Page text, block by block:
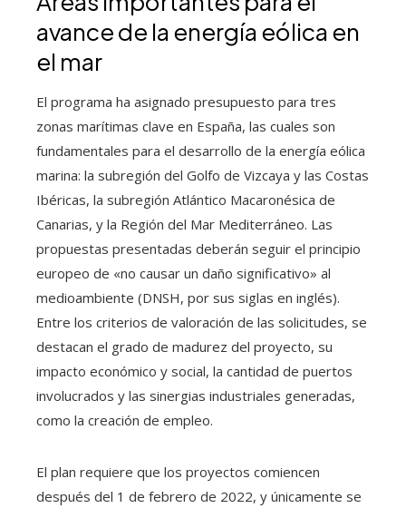
avance de la energía eólica en
el mar
El programa ha asignado presupuesto para tres
zonas marítimas clave en España, las cuales son
fundamentales para el desarrollo de la energía eólica
marina: la subregión del Golfo de Vizcaya y las Costas
Ibéricas, la subregión Atlántico Macaronésica de
Canarias, y la Región del Mar Mediterráneo. Las
propuestas presentadas deberán seguir el principio
europeo de «no causar un daño significativo» al
medioambiente (DNSH, por sus siglas en inglés).
Entre los criterios de valoración de las solicitudes, se
destacan el grado de madurez del proyecto, su
impacto económico y social, la cantidad de puertos
involucrados y las sinergias industriales generadas,
como la creación de empleo.
El plan requiere que los proyectos comiencen
después del 1 de febrero de 2022, y únicamente se